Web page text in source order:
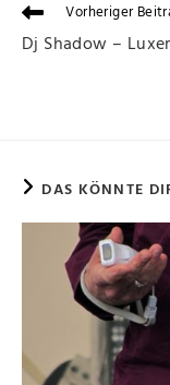
Vorheriger
Dj Shadow –
DAS KÖNNTE